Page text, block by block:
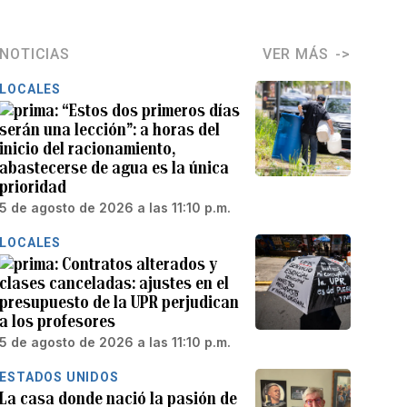
NOTICIAS VER MÁS
LOCALES
“Estos dos primeros días
serán una lección”: a horas del
inicio del racionamiento,
abastecerse de agua es la única
prioridad
5 de agosto de 2026 a las 11:10 p.m.
LOCALES
Contratos alterados y
clases canceladas: ajustes en el
presupuesto de la UPR perjudican
a los profesores
5 de agosto de 2026 a las 11:10 p.m.
ESTADOS UNIDOS
La casa donde nació la pasión de